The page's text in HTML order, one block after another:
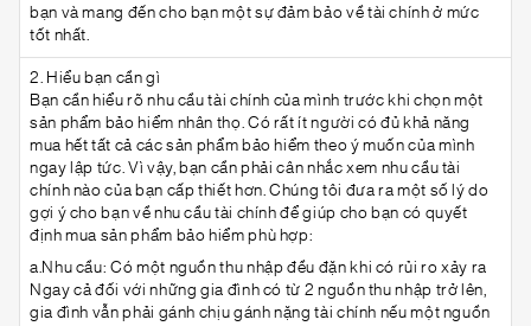
bạn và mang đến cho bạn một sự đảm bảo về tài chính ở mức
tốt nhất.
2. Hiểu bạn cần gì
Bạn cần hiểu rõ nhu cầu tài chính của mình trước khi chọn một
sản phẩm bảo hiểm nhân thọ. Có rất ít người có đủ khả năng
mua hết tất cả các sản phẩm bảo hiểm theo ý muốn của mình
ngay lập tức. Vì vậy, bạn cần phải cân nhắc xem nhu cầu tài
chính nào của bạn cấp thiết hơn. Chúng tôi đưa ra một số lý do
gợi ý cho bạn về nhu cầu tài chính để giúp cho bạn có quyết
định mua sản phẩm bảo hiểm phù hợp:
a.Nhu cầu: Có một nguồn thu nhập đều đặn khi có rủi ro xảy ra
Ngay cả đối với những gia đình có từ 2 nguồn thu nhập trở lên,
gia đình vẫn phải gánh chịu gánh nặng tài chính nếu một nguồn